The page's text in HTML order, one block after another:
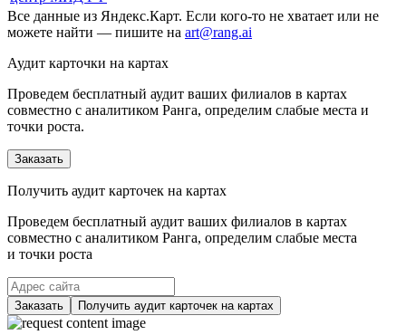
Все данные из Яндекс.Карт. Если кого-то не хватает или не
можете найти — пишите на art@rang.ai
Аудит карточки на картах
Проведем бесплатный аудит ваших филиалов в картах
совместно с аналитиком Ранга, определим слабые места и
точки роста.
Заказать
Получить аудит карточек на картах
Проведем бесплатный аудит ваших филиалов в картах
совместно с аналитиком Ранга, определим слабые места
и точки роста
Заказать Получить аудит карточек на картах